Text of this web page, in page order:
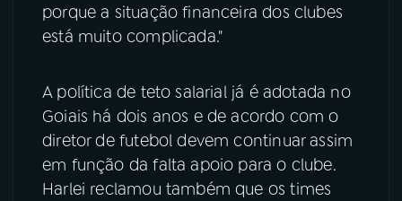
porque a situação financeira dos clubes
está muito complicada."
A política de teto salarial já é adotada no
Goiais há dois anos e de acordo com o
diretor de futebol devem continuar assim
em função da falta apoio para o clube.
Harlei reclamou também que os times